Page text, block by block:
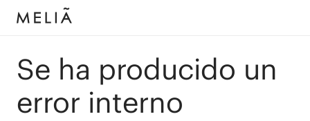
Se ha producido un
error interno